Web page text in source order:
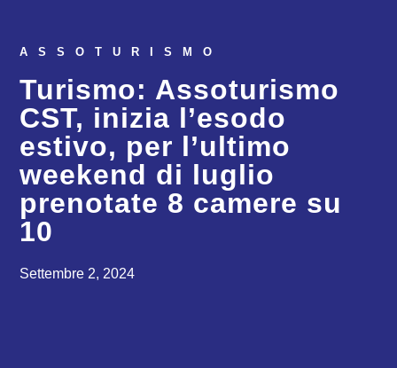
ASSOTURISMO
Turismo: Assoturismo
CST, inizia l’esodo
estivo, per l’ultimo
weekend di luglio
prenotate 8 camere su
10
Settembre 2, 2024